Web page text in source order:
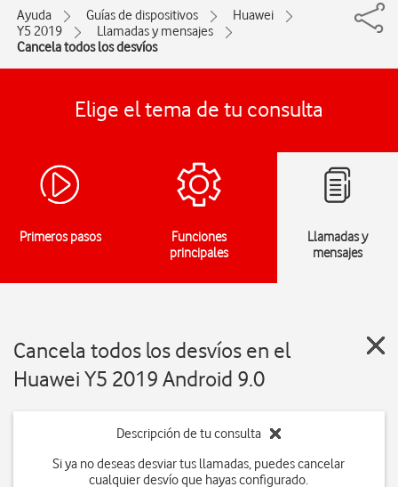
Ayuda Guías de dispositivos
Huawei
Y5 2019
Llamadas y mensajes
Cancela todos los desvíos
Elige el tema de tu consulta
Primeros pasos
Funciones
principales
Llamadas y
mensajes
Cancela todos los desvíos en el
Huawei Y5 2019 Android 9.0
Descripción de tu consulta
Si ya no deseas desviar tus llamadas, puedes cancelar
cualquier desvío que hayas configurado.